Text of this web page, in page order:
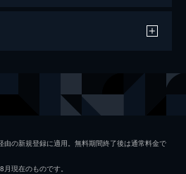
リー
の新規登録に適用。無料期間終了後は通常料金で
現在のものです。